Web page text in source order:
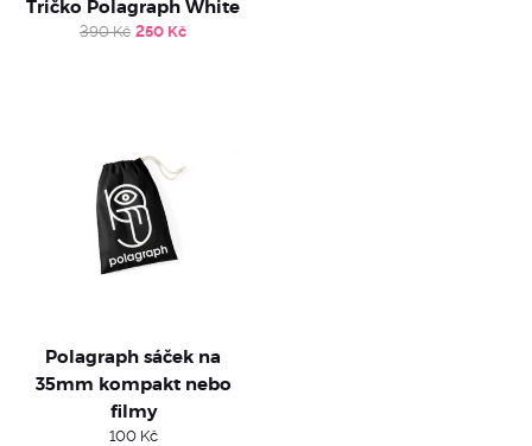
Tričko Polagraph White
390Kč Original
250 KčCurrent
Polagraph sáček na
35mm kompakt nebo
filmy
100 Kč